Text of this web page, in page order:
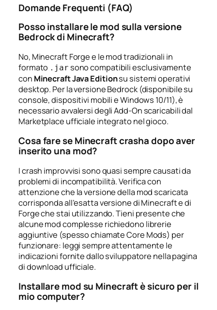
Domande Frequenti (FAQ)
Posso installare le mod sulla versione
Bedrock di Minecraft?
No, Minecraft Forge e le mod tradizionali in
formato .jar sono compatibili esclusivamente
con Minecraft Java Editionsu sistemi operativi
desktop. Per la versione Bedrock (disponibile su
console, dispositivi mobili e Windows 10/11), è
necessario avvalersi degli Add-On scaricabili dal
Marketplace ufficiale integrato nel gioco.
Cosa fare se Minecraft crasha dopo aver
inserito una mod?
I crash improvvisi sono quasi sempre causati da
problemi di incompatibilità. Verifica con
attenzione che la versione della mod scaricata
corrisponda all’esatta versione di Minecraft e di
Forge che stai utilizzando. Tieni presente che
alcune mod complesse richiedono librerie
aggiuntive (spesso chiamate Core Mods) per
funzionare: leggi sempre attentamente le
indicazioni fornite dallo sviluppatore nella pagina
di download ufficiale.
Installare mod su Minecraft è sicuro per il
mio computer?